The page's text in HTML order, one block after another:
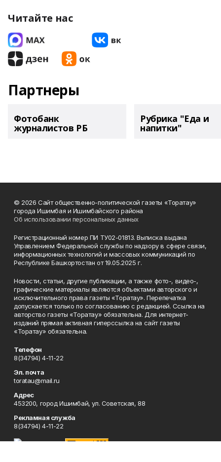
Читайте нас
Партнеры
Фотобанк
журналистов РБ
Рубрика "Еда и
напитки"
© 2026 Сайт общественно-политической газеты «Торатау»
города Ишимбая и Ишимбайского района
Об использовании персональных данных
Регистрационный номер ПИ ТУ02-01813. Выписка выдана
Управлением Федеральной службы по надзору в сфере связи,
информационных технологий и массовых коммуникаций по
Республике Башкортостан от 19.05.2025 г.
Новости, статьи, другие публикации, а также фото-, видео-,
графические материалы являются объектами авторского и
исключительного права газеты «Торатау». Перепечатка
допускается только по согласованию с редакцией. Ссылка на
авторство газеты «Торатау» обязательна. Для интернет-
изданий прямая активная гиперссылка на сайт газеты
«Торатау» обязательна.
Телефон
8(34794) 4-11-22
Эл. почта
toratau@mail.ru
Адрес
453200, город Ишимбай, ул. Советская, 88
Рекламная служба
8(34794) 4-11-22